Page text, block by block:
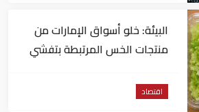
البيئة: خلو أسواق الإمارات من
منتجات الخس المرتبطة بتفشي
اقتصاد